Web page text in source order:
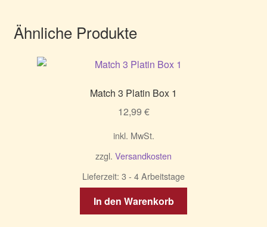
Ähnliche Produkte
Match 3 Platin Box 1
12,99 €
inkl. MwSt.
zzgl. Versandkosten
Lieferzeit: 3 - 4 Arbeitstage
In den Warenkorb